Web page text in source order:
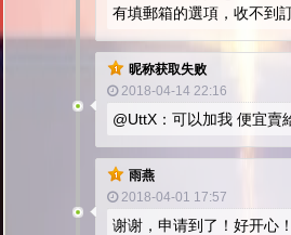
有填郵箱的選項，收不到
昵称获取失败
2018-04-14 22:16
@UttX：可以加我 便宜賣
雨燕
2018-04-01 17:57
谢谢，申请到了！好开心！